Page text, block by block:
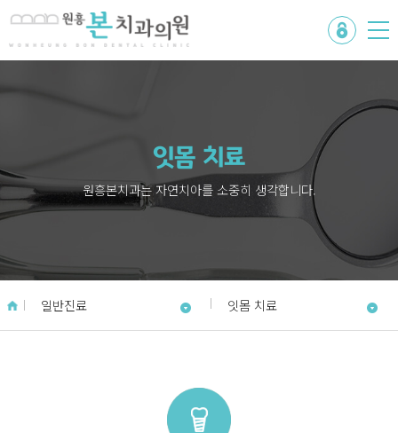
잇몸 치료
원흥본치과는 자연치아를 소중히 생각합니다.
일반진료 잇몸 치료